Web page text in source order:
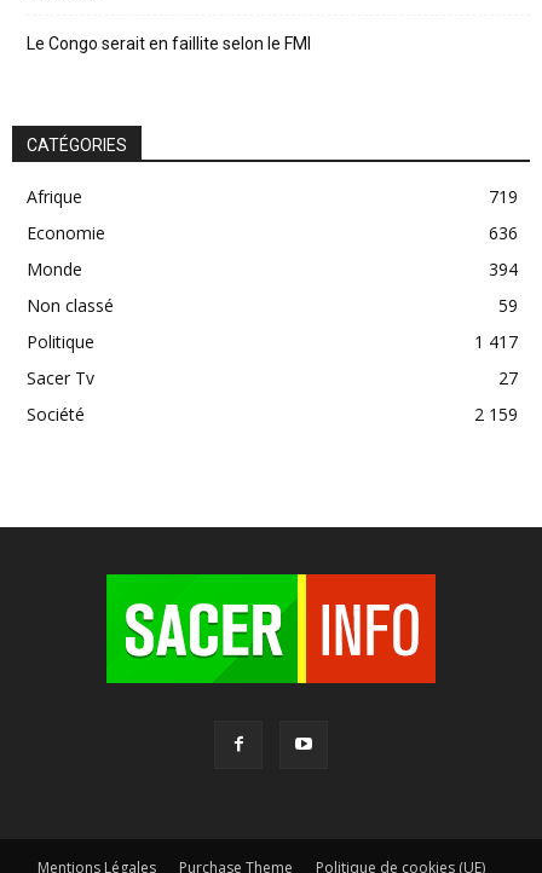
Le Congo serait en faillite selon le FMI
CATÉGORIES
Afrique
719
Economie
636
Monde
394
Non classé
59
Politique
1 417
Sacer Tv
27
Société
2 159
Mentions Légales Purchase Theme Politique de cookies (UE)